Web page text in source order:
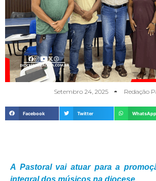
Setembro 24, 2025 Redação
Facebook Twitter WhatsApp
A Pastoral vai atuar para a
integral dos músicos na diocese